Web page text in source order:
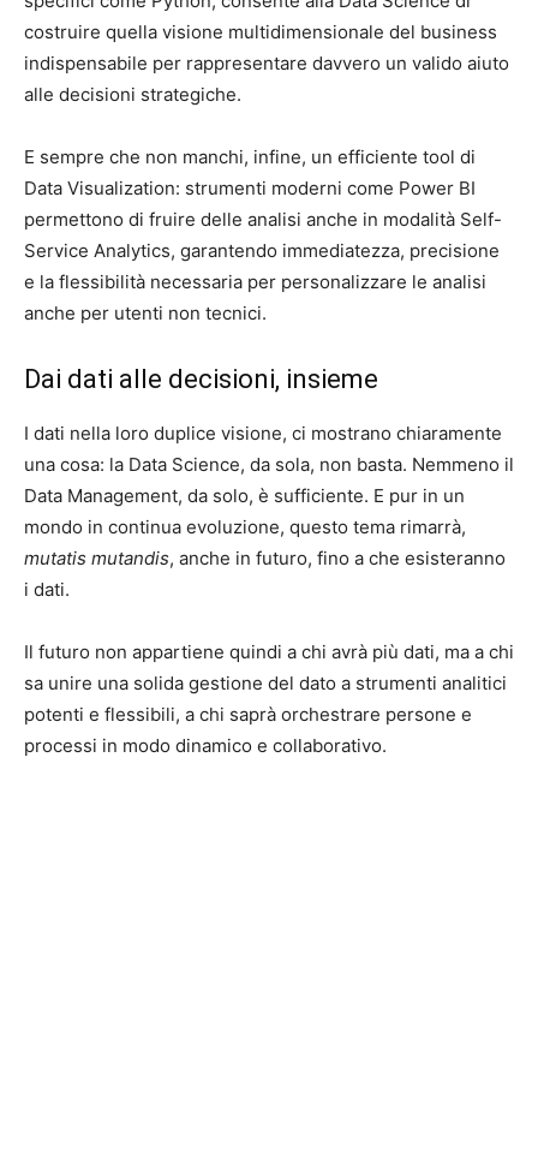
costruire quella visione multidimensionale del business
indispensabile per rappresentare davvero un valido aiuto
alle decisioni strategiche.
E sempre che non manchi, infine, un efficiente tool di
Data Visualization: strumenti moderni come Power BI
permettono di fruire delle analisi anche in modalità Self-
Service Analytics, garantendo immediatezza, precisione
e la flessibilità necessaria per personalizzare le analisi
anche per utenti non tecnici.
Dai dati alle decisioni, insieme
I dati nella loro duplice visione, ci mostrano chiaramente
una cosa: la Data Science, da sola, non basta. Nemmeno il
Data Management, da solo, è sufficiente. E pur in un
mondo in continua evoluzione, questo tema rimarrà,
mutatis mutandis, anche in futuro, fino a che esisteranno
i dati.
Il futuro non appartiene quindi a chi avrà più dati, ma a chi
sa unire una solida gestione del dato a strumenti analitici
potenti e flessibili, a chi saprà orchestrare persone e
processi in modo dinamico e collaborativo.